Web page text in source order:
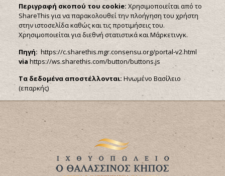
Περιγραφή σκοπού του cookie: Χρησιμοποιείται από το
ShareThis για να παρακολουθεί την πλοήγηση του χρήστη
στην ιστοσελίδα καθώς και τις προτιμήσεις του.
Χρησιμοποιείται για διεθνή στατιστικά και Μάρκετινγκ.
Πηγή: https://c.sharethis.mgr.consensu.org/portal-v2.html
via https://ws.sharethis.com/button/buttons.js
Τα δεδομένα αποστέλλονται: Ηνωμένο Βασίλειο
(επαρκής)